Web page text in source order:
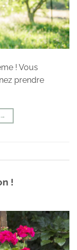
! Vous
prendre
→
!